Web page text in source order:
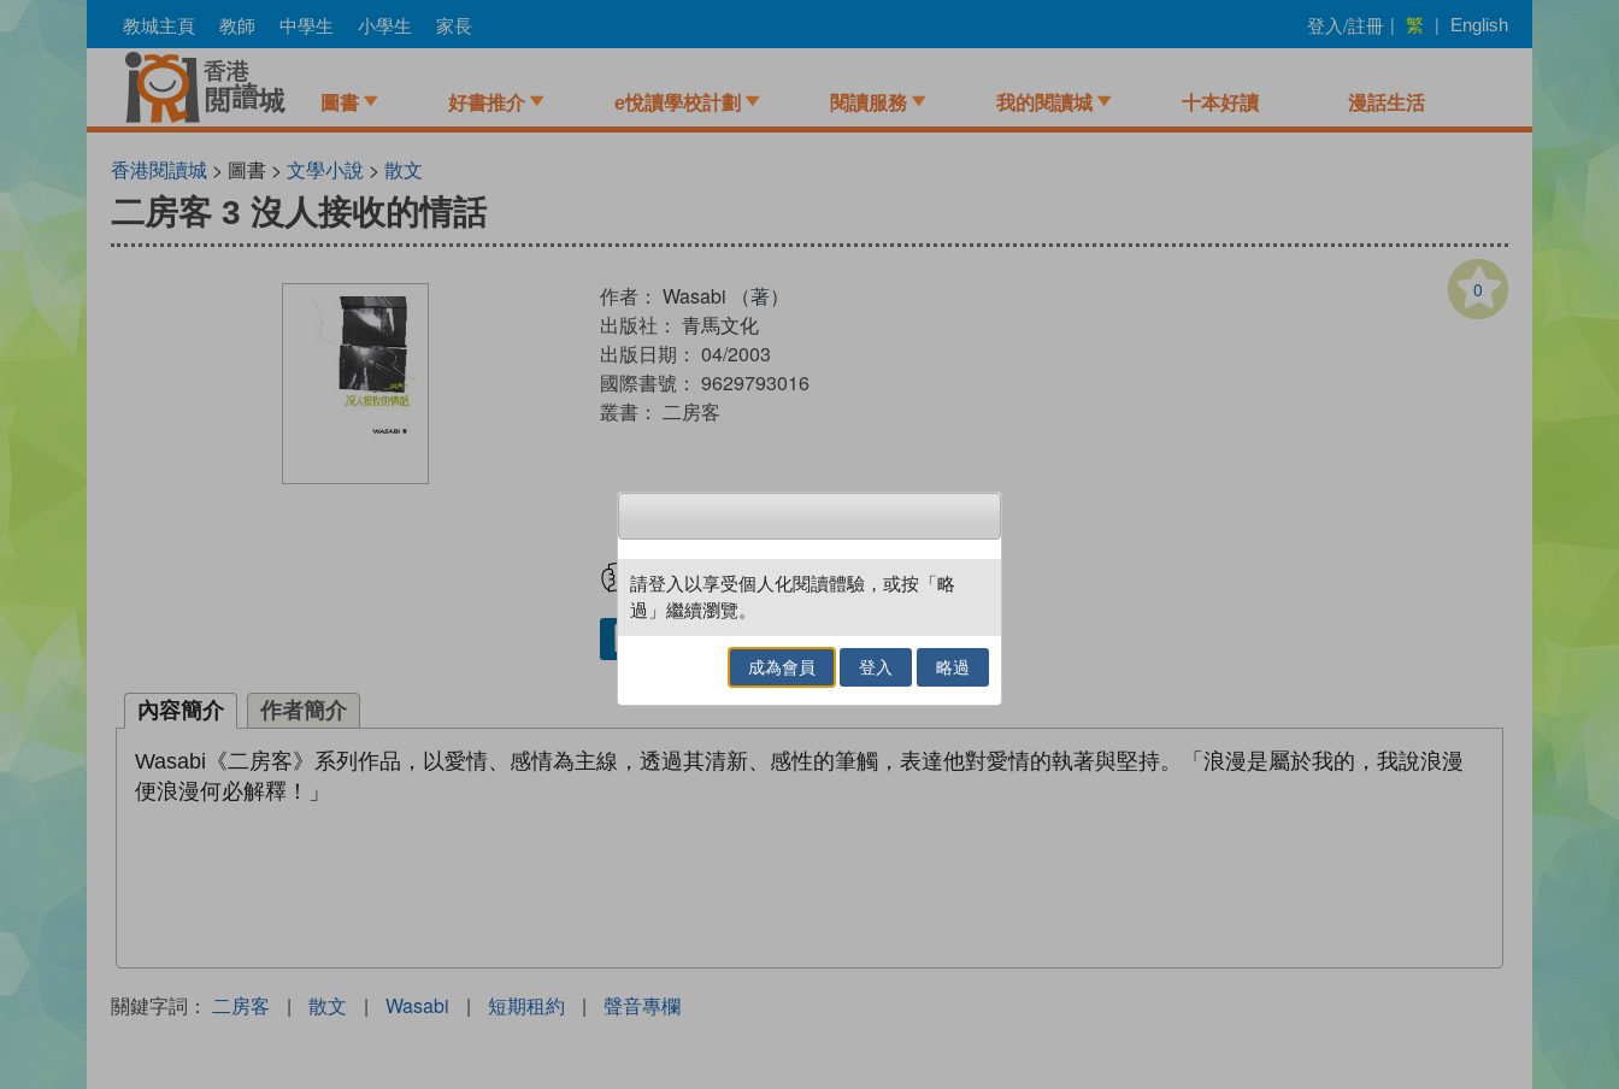
to
教城主頁 教師 中學生 小學生 家長 登入/註冊 | 繁 | English
圖書 好書推介 e悅讀學校計劃 閱讀服務 我的閱讀城 十本好讀 漫話生活
香港閱讀城 > 圖書 > 文學小說 > 散文
二房客 3 沒人接收的情話
0
作者： Wasabi （著）
出版社： 青馬文化
出版日期： 04/2003
國際書號： 9629793016
叢書： 二房客
試閲 加入閱讀紀錄
借閱實體書
內容簡介 作者簡介
Wasabi《二房客》系列作品，以愛情、感情為主線，透過其清新、感性的筆觸，表達他對愛情的執著與堅持。「浪漫是屬於我的，我說浪漫
便浪漫何必解釋！」
關鍵字詞： 二房客 | 散文 | Wasabi | 短期租約 | 聲音專欄
請登入以享受個人化閱讀體驗，或按「略
過」繼續瀏覽。
成為會員 登入 略過